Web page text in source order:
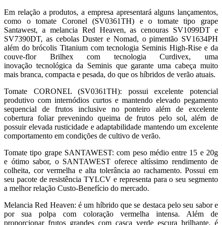
Em relação a produtos, a empresa apresentará alguns lançamentos,
como o tomate Coronel (SV0361TH) e o tomate tipo grape
Santawest, a melancia Red Heaven, as cenouras SV1099DT e
SV7390DT, as cebolas Duster e Nomad, o pimentão SV1634PH
além do brócolis Titanium com tecnologia Seminis High-Rise e da
couve-flor Brilhex com tecnologia Curdivex, uma
inovação tecnológica da Seminis que garante uma cabeça muito
mais branca, compacta e pesada, do que os híbridos de verão atuais.
Tomate CORONEL (SV0361TH): possui excelente potencial
produtivo com internódios curtos e mantendo elevado pegamento
sequencial de frutos inclusive no ponteiro além de excelente
cobertura foliar prevenindo queima de frutos pelo sol, além de
possuir elevada rusticidade e adaptabilidade mantendo um excelente
comportamento em condições de cultivo de verão.
Tomate tipo grape SANTAWEST: com peso médio entre 15 e 20g
e ótimo sabor, o SANTAWEST oferece altíssimo rendimento de
colheita, cor vermelha e alta tolerância ao rachamento. Possui em
seu pacote de resistência TYLCV e representa para o seu segmento
a melhor relação Custo-Benefício do mercado.
Melancia Red Heaven: é um híbrido que se destaca pelo seu sabor e
por sua polpa com coloração vermelha intensa. Além de
proporcionar frutos grandes com casca verde escura brilhante, é